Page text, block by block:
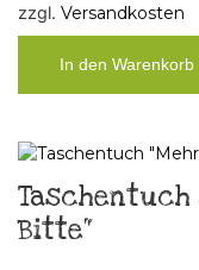
zzgl. Versandkosten
In den Warenkorb
Taschentuch
Bitte“